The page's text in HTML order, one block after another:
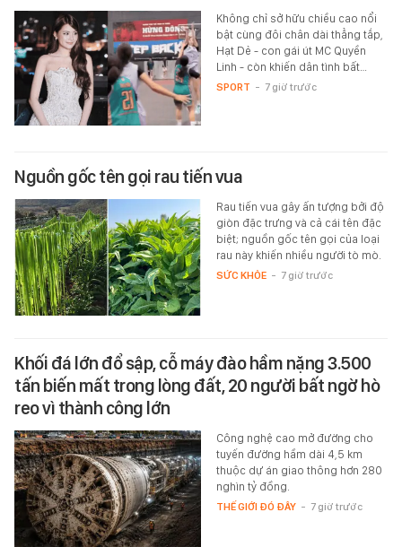
Không chỉ sở hữu chiều cao nổi
bật cùng đôi chân dài thẳng tắp,
Hạt Dẻ - con gái út MC Quyền
Linh - còn khiến dân tình bất…
SPORT - 7 giờ trước
Nguồn gốc tên gọi rau tiến vua
Rau tiến vua gây ấn tượng bởi độ
giòn đặc trưng và cả cái tên đặc
biệt; nguồn gốc tên gọi của loại
rau này khiến nhiều người tò mò.
SỨC KHỎE - 7 giờ trước
Khối đá lớn đổ sập, cỗ máy đào hầm nặng 3.500
tấn biến mất trong lòng đất, 20 người bất ngờ hò
reo vì thành công lớn
Công nghệ cao mở đường cho
tuyến đường hầm dài 4,5 km
thuộc dự án giao thông hơn 280
nghìn tỷ đồng.
THẾ GIỚI ĐÓ ĐÂY - 7 giờ trước